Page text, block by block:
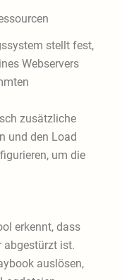
stellt fest,
Webservers
zusätzliche
und den Load
um die
erkennt, dass
abgestürzt ist.
auslösen,